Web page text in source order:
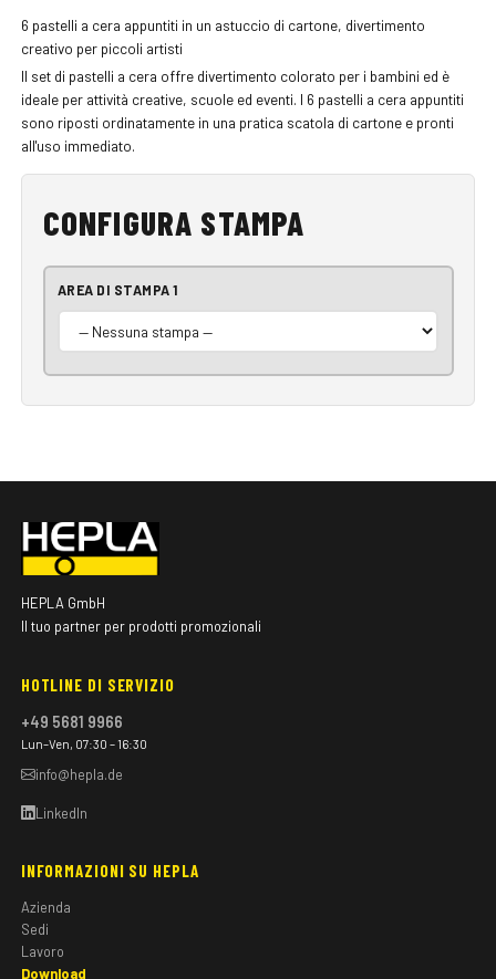
6 pastelli a cera appuntiti in un astuccio di cartone, divertimento
creativo per piccoli artisti
Il set di pastelli a cera offre divertimento colorato per i bambini ed è
ideale per attività creative, scuole ed eventi. I 6 pastelli a cera appuntiti
sono riposti ordinatamente in una pratica scatola di cartone e pronti
all'uso immediato.
CONFIGURA STAMPA
AREA DI STAMPA 1
HEPLA GmbH
Il tuo partner per prodotti promozionali
HOTLINE DI SERVIZIO
+49 5681 9966
Lun–Ven, 07:30 – 16:30
info@hepla.de
LinkedIn
INFORMAZIONI SU HEPLA
Azienda
Sedi
Lavoro
Download